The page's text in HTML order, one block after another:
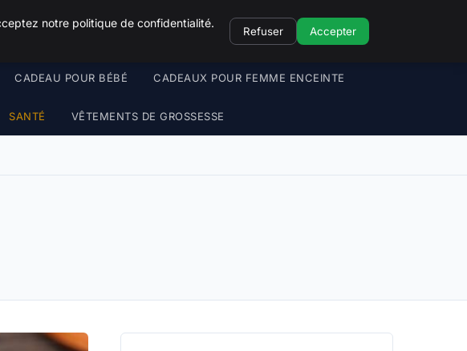
CADEAU POUR BÉBÉ CADEAUX POUR FEMME ENCEINTE
SANTÉ VÊTEMENTS DE GROSSESSE
notre politique de confidentialité.
Refuser Accepter